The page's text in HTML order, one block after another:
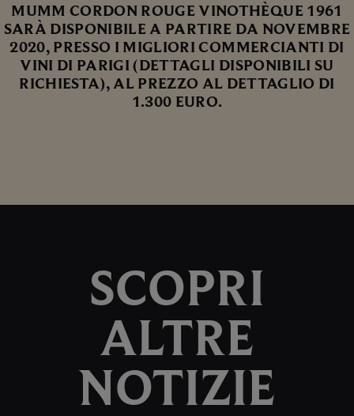
MUMM CORDON ROUGE VINOTHÈQUE 1961
SARÀ DISPONIBILE A PARTIRE DA NOVEMBRE
2020, PRESSO I MIGLIORI COMMERCIANTI DI
VINI DI PARIGI (DETTAGLI DISPONIBILI SU
RICHIESTA), AL PREZZO AL DETTAGLIO DI
1.300 EURO.
SCOPRI
ALTRE
NOTIZIE